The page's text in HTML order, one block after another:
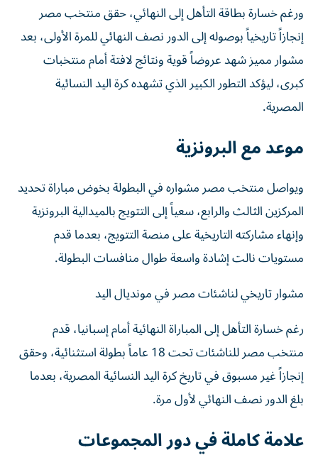
ورغم خسارة بطاقة التأهل إلى النهائي، حقق منتخب مصر
إنجازاً تاريخياً بوصوله إلى الدور نصف النهائي للمرة الأولى، بعد
مشوار مميز شهد عروضاً قوية ونتائج لافتة أمام منتخبات
كبرى، ليؤكد التطور الكبير الذي تشهده كرة اليد النسائية
المصرية.
موعد مع البرونزية
ويواصل منتخب مصر مشواره في البطولة بخوض مباراة تحديد
المركزين الثالث والرابع، سعياً إلى التتويج بالميدالية البرونزية
وإنهاء مشاركته التاريخية على منصة التتويج، بعدما قدم
مستويات نالت إشادة واسعة طوال منافسات البطولة.
مشوار تاريخي لناشئات مصر في مونديال اليد
رغم خسارة التأهل إلى المباراة النهائية أمام إسبانيا، قدم
منتخب مصر للناشئات تحت 18 عاماً بطولة استثنائية، وحقق
إنجازاً غير مسبوق في تاريخ كرة اليد النسائية المصرية، بعدما
بلغ الدور نصف النهائي لأول مرة.
علامة كاملة في دور المجموعات